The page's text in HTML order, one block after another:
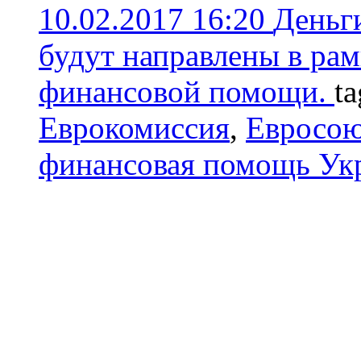
10.02.2017 16:20
будут направлены в
финансовой помощи.
Еврокомиссия,
финансовая помощь